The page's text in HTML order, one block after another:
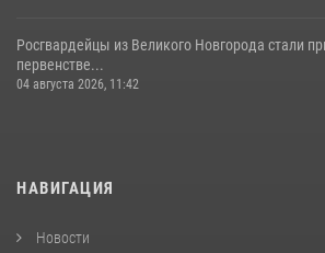
Росгвардейцы из Великого Новгорода стали
первенстве...
04 августа 2026, 11:42
НАВИГАЦИЯ
Новости